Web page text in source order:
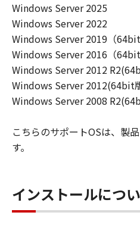
または一部を修正、
ジニアリング、逆コ
ンブル等することは
者にこのような行為
ん。
(4) 本契約に明示的
キヤノンは「本ソフ
るものではありませ
権限及び所有権は、
ンまたはキヤノン
Windows Server 2025
Windows Server 2022
Windows Server 2019（64bit
Windows Server 2016（64bit
Windows Server 2012
Windows Server 2012(64bit
Windows Server 2008
こちらのサポートOSは、製
す。
インストールにつ